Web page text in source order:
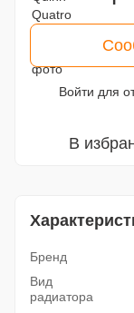
Войти для
В
Бренд
Вид
радиатора